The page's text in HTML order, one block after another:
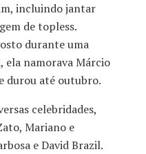
incluindo jantar
de topless.
durante uma
ela namorava Márcio
durou até outubro.
celebridades,
Mariano e
e David Brazil.